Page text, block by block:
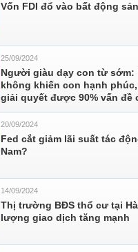
Vốn FDI đổ vào bất động
25/09/2024
Người giàu dạy con từ sớm:
không khiến con hạnh
giải quyết được 90% vấn đề
20/09/2024
Fed cắt giảm lãi suất tác
Nam?
14/09/2024
Thị trường BĐS thổ cư tại
lượng giao dịch tăng mạnh